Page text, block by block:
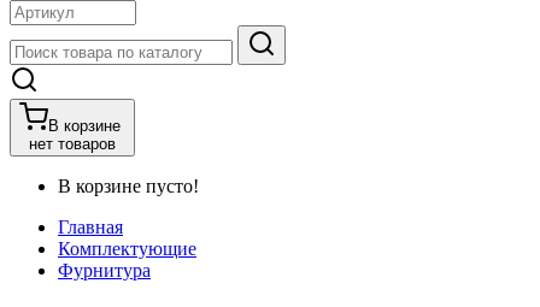
В корзине
нет товаров
В корзине пусто!
Главная
Комплектующие
Фурнитура